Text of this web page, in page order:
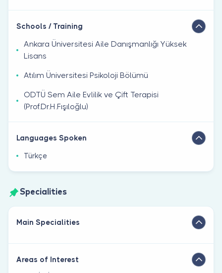
Schools / Training
Ankara Üniversitesi Aile Danışmanlığı Yüksek
Lisans
Atılım Üniversitesi Psikoloji Bölümü
ODTÜ Sem Aile Evlilik ve Çift Terapisi
(Prof.Dr.H.Fışıloğlu)
Languages Spoken
Türkçe
Specialities
Main Specialities
Areas of Interest